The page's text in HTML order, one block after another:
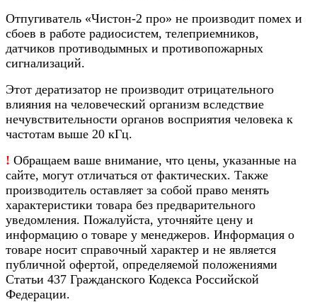
Отпугиватель «Чистон-2 про» не производит помех и
сбоев в работе радиосистем, телеприемников,
датчиков противодымных и противопожарных
сигнализаций.
Этот дератизатор не производит отрицательного
влияния на человеческий организм вследствие
нечувствительности органов восприятия человека к
частотам выше 20 кГц.
! Обращаем ваше внимание, что цены, указанные на
сайте, могут отличаться от фактических. Также
производитель оставляет за собой право менять
характеристики товара без предварительного
уведомления. Пожалуйста, уточняйте цену и
информацию о товаре у менеджеров. Информация о
товаре носит справочный характер и не является
публичной офертой, определяемой положениями
Статьи 437 Гражданского Кодекса Российской
Федерации.